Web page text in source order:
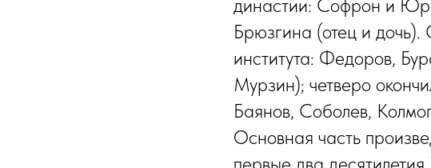
династии: Софрон и
Брюзгина (отец и дочь).
института: Федоров,
Мурзин); четверо
Баянов, Соболев,
Основная часть